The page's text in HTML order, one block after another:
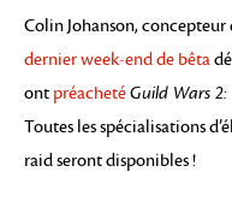
Colin Johanson, concepteur
dernier week-end de bêta
ont préachetéGuild Wars 2:
Toutes les spécialisations
raid seront disponibles !